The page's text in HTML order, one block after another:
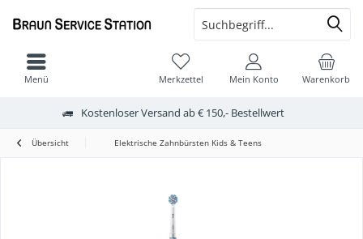
Kostenloser Versand ab € 150,- Bestellwert
Warenkorb
Merkzettel Mein Konto
Menü
Übersicht Elektrische Zahnbürsten Kids & Teens